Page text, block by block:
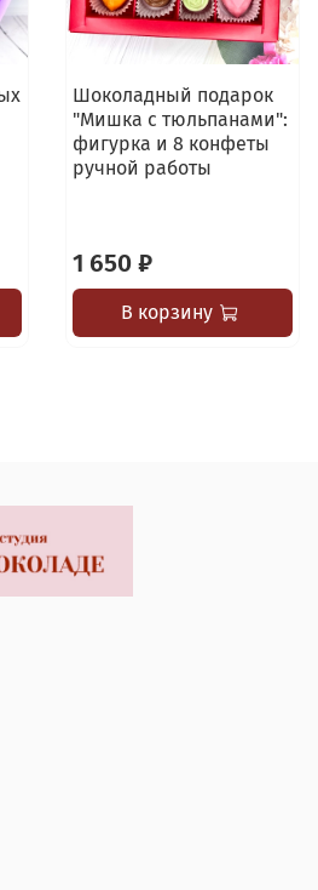
Шоколадный подарок
"Мишка с тюльпанами":
фигурка и 8 конфеты
ручной работы
1 650 ₽
В корзину